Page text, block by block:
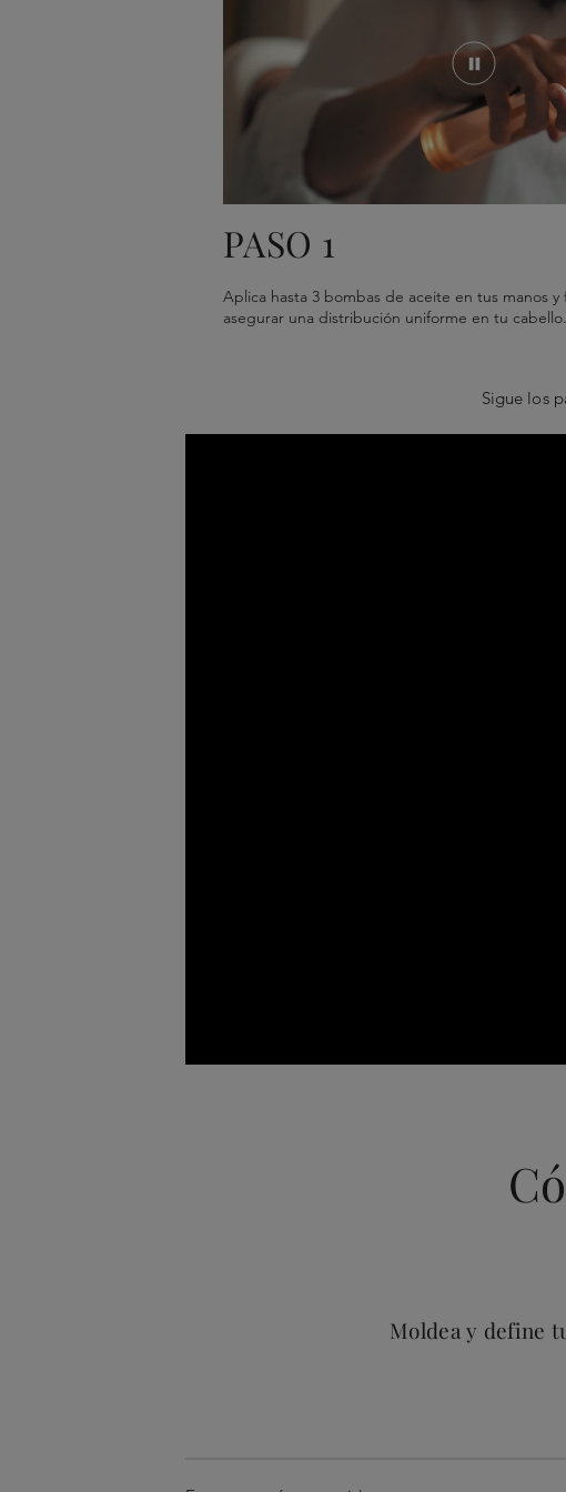
PASO 1
Aplica hasta 3 bombas de aceite en tus manos y
asegurar una distribución uniforme en tu cabello.
Sigue los
Moldea y define